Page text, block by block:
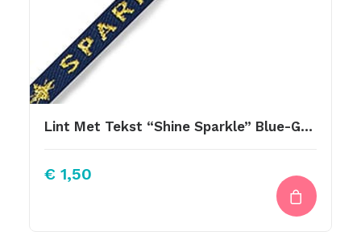
Lint Met Tekst “Shine Sparkle” Blue-Gold 10mm
€ 1,50